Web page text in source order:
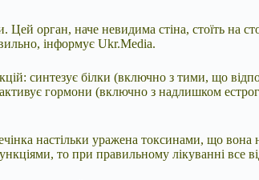
орган, наче невидима стіна, стоїть на
інформує Ukr.Media.
синтезує білки (включно з тими, що
гормони (включно з надлишком
настільки уражена токсинами, що вона
то при правильному лікуванні все